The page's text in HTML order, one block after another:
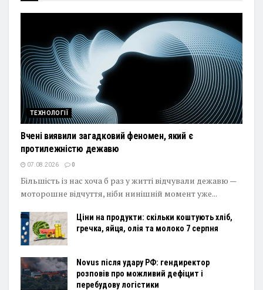
ТЕХНОЛОГІЇ
Вчені виявили загадковий феномен, який є
протилежністю дежавю
07.08.2026 0
Більшість із нас хоча б раз у житті відчували дежавю —
моторошне відчуття, ніби нинішній момент уже...
Ціни на продукти: скільки коштують хліб,
гречка, яйця, олія та молоко 7 серпня
Novus після удару РФ: гендиректор
розповів про можливий дефіцит і
перебудову логістики